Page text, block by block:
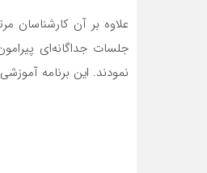
نمودند. این برنامه آموزشی 3 روزه با اعطای گواهینامه تخصصی برای شرکت کنندگان، خاتمه یافت.